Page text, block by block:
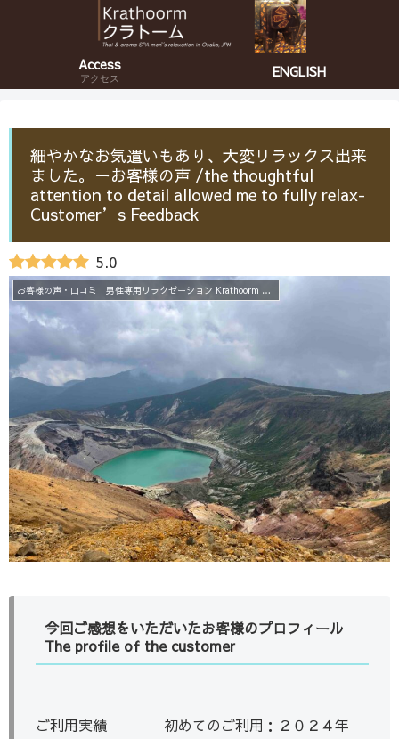
Access
アクセス ENGLISH
細やかなお気遣いもあり、大変リラックス出来
ました。ーお客様の声 /the thoughtful
attention to detail allowed me to fully relax-
Customer’s Feedback
5.0
お客様の声・口コミ｜男性専用リラクゼーション Krathoorm クラトーム 大阪
今回ご感想をいただいたお客様のプロフィール
The profile of the customer
ご利用実績 初めてのご利用：２０２４年